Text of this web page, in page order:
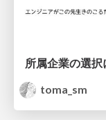
所属企業の選
toma_sm